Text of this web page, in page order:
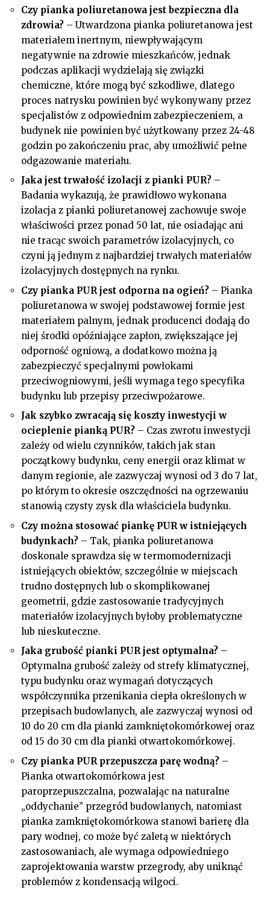
Czy pianka poliuretanowa jest bezpieczna dla
zdrowia? – Utwardzona pianka poliuretanowa jest
materiałem inertnym, niewpływającym
negatywnie na zdrowie mieszkańców, jednak
podczas aplikacji wydzielają się związki
chemiczne, które mogą być szkodliwe, dlatego
proces natrysku powinien być wykonywany przez
specjalistów z odpowiednim zabezpieczeniem, a
budynek nie powinien być użytkowany przez 24-48
godzin po zakończeniu prac, aby umożliwić pełne
odgazowanie materiału.
Jaka jest trwałość izolacji z pianki PUR? –
Badania wykazują, że prawidłowo wykonana
izolacja z pianki poliuretanowej zachowuje swoje
właściwości przez ponad 50 lat, nie osiadając ani
nie tracąc swoich parametrów izolacyjnych, co
czyni ją jednym z najbardziej trwałych materiałów
izolacyjnych dostępnych na rynku.
Czy pianka PUR jest odporna na ogień? – Pianka
poliuretanowa w swojej podstawowej formie jest
materiałem palnym, jednak producenci dodają do
niej środki opóźniające zapłon, zwiększające jej
odporność ogniową, a dodatkowo można ją
zabezpieczyć specjalnymi powłokami
przeciwogniowymi, jeśli wymaga tego specyfika
budynku lub przepisy przeciwpożarowe.
Jak szybko zwracają się koszty inwestycji w
ocieplenie pianką PUR? – Czas zwrotu inwestycji
zależy od wielu czynników, takich jak stan
początkowy budynku, ceny energii oraz klimat w
danym regionie, ale zazwyczaj wynosi od 3 do 7 lat,
po którym to okresie oszczędności na ogrzewaniu
stanowią czysty zysk dla właściciela budynku.
Czy można stosować piankę PUR w istniejących
budynkach? – Tak, pianka poliuretanowa
doskonale sprawdza się w termomodernizacji
istniejących obiektów, szczególnie w miejscach
trudno dostępnych lub o skomplikowanej
geometrii, gdzie zastosowanie tradycyjnych
materiałów izolacyjnych byłoby problematyczne
lub nieskuteczne.
Jaka grubość pianki PUR jest optymalna? –
Optymalna grubość zależy od strefy klimatycznej,
typu budynku oraz wymagań dotyczących
współczynnika przenikania ciepła określonych w
przepisach budowlanych, ale zazwyczaj wynosi od
10 do 20 cm dla pianki zamkniętokomórkowej oraz
od 15 do 30 cm dla pianki otwartokomórkowej.
Czy pianka PUR przepuszcza parę wodną? –
Pianka otwartokomórkowa jest
paroprzepuszczalna, pozwalając na naturalne
„oddychanie” przegród budowlanych, natomiast
pianka zamkniętokomórkowa stanowi barierę dla
pary wodnej, co może być zaletą w niektórych
zastosowaniach, ale wymaga odpowiedniego
zaprojektowania warstw przegrody, aby uniknąć
problemów z kondensacją wilgoci.